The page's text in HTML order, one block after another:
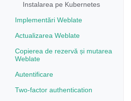
Instalarea pe Kubernetes
Implementări Weblate
Actualizarea Weblate
Copierea de rezervă și mutarea
Weblate
Autentificare
Two-factor authentication